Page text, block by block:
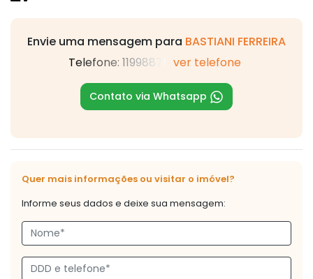
Envie uma mensagem para BASTIANI FERREIRA
Telefone: 11998871
ver telefone
Contato via Whatsapp
Quer mais informações ou visitar o imóvel?
Informe seus dados e deixe sua mensagem: